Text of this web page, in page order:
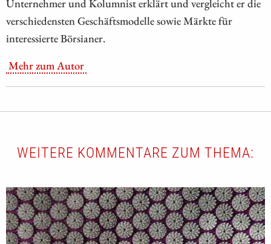
Unternehmer und Kolumnist erklärt und vergleicht er die
verschiedensten Geschäftsmodelle sowie Märkte für
interessierte Börsianer.
Mehr zum Autor
WEITERE KOMMENTARE ZUM THEMA: